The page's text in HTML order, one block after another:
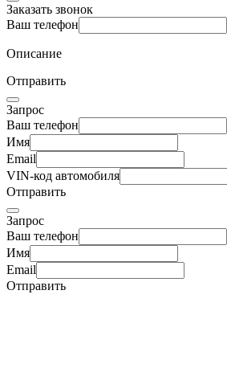
Заказать звонок
Ваш телефон
Описание
Отправить
Запрос
Ваш телефон
Имя
Email
VIN-код автомобиля
Отправить
Запрос
Ваш телефон
Имя
Email
Отправить